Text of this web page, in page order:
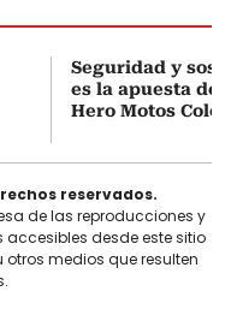
Seguridad y
es la apuesta de
Hero Motos
reservados.
de las reproducciones y
desde este sitio
medios que resulten